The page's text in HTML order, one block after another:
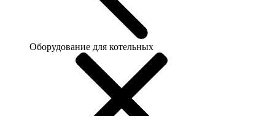
Оборудование для котельных